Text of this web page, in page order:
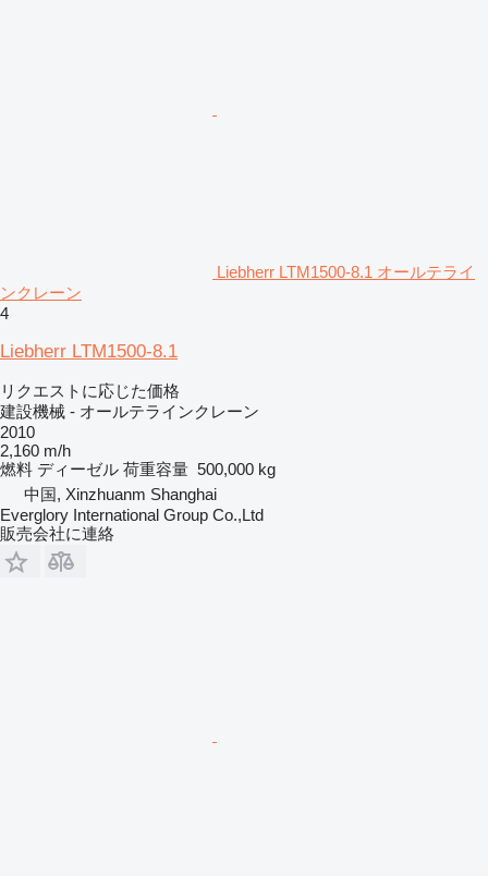
Liebherr LTM1500-8.1 オールテライ
ンクレーン
4
Liebherr LTM1500-8.1
リクエストに応じた価格
建設機械 - オールテラインクレーン
2010
2,160 m/h
燃料 ディーゼル 荷重容量 500,000 kg
中国, Xinzhuanm Shanghai
Everglory International Group Co.,Ltd
販売会社に連絡